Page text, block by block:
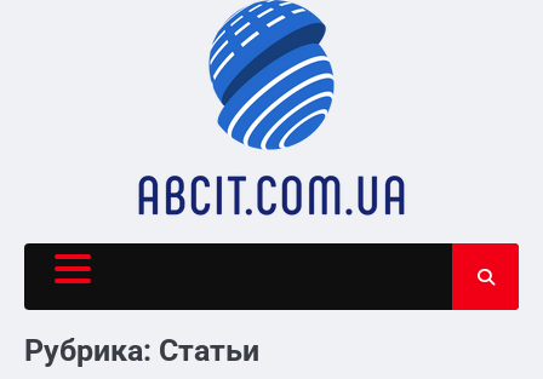
Рубрика: Статьи